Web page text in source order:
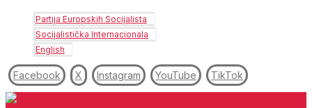
Partija Europskih Socijalista
Socijalistička Internacionala
English
Facebook X Instagram YouTube TikTok